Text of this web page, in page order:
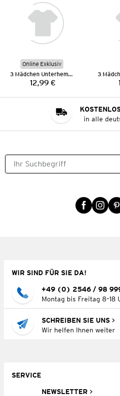
Online Exklusiv
3 Mädchen Unterhemden
Preis:
12,99 €
in alle
WIR SIND FÜR SIE DA!
+49 (0) 2546 / 98
Montag bis Freitag 8–18
SCHREIBEN SIE UNS
Wir helfen Ihnen weiter
SERVICE
NEWSLETTER